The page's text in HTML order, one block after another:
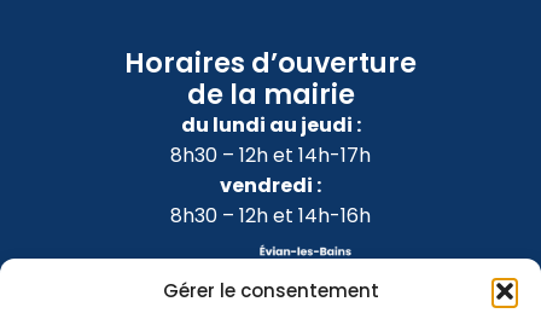
Gérer le consentement
Horaires d’ouverture
de la mairie
du lundi au jeudi :
8h30 – 12h et 14h-17h
vendredi :
8h30 – 12h et 14h-16h